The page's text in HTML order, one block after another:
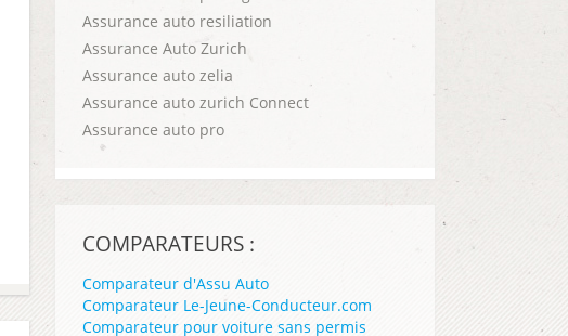
Assurance auto resiliation
Assurance Auto Zurich
Assurance auto zelia
Assurance auto zurich Connect
Assurance auto pro
COMPARATEURS :
Comparateur d'Assu Auto
Comparateur Le-Jeune-Conducteur.com
Comparateur pour voiture sans permis